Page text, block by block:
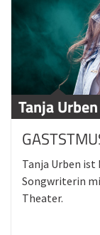
Tanja Urben
Tanja Urben ist
Songwriterin
Theater.